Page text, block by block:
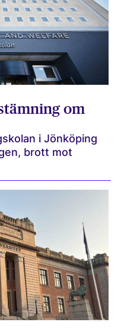
om
i Jönköping
brott mot